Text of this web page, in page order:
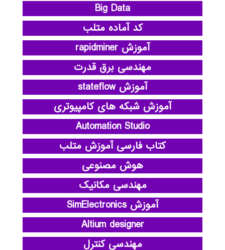
Big Data
کد آماده متلب
آموزش rapidminer
مهندسی برق قدرت
آموزش stateflow
آموزش شبکه های کامپیوتری
Automation Studio
کتاب فارسی آموزش متلب
هوش مصنوعی
مهندسی مکانیک
آموزش SimElectronics
Altium designer
مهندسی کنترل